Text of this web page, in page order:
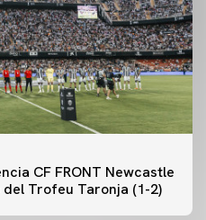
CF FRONT Newcastle
del Trofeu Taronja (1-2)